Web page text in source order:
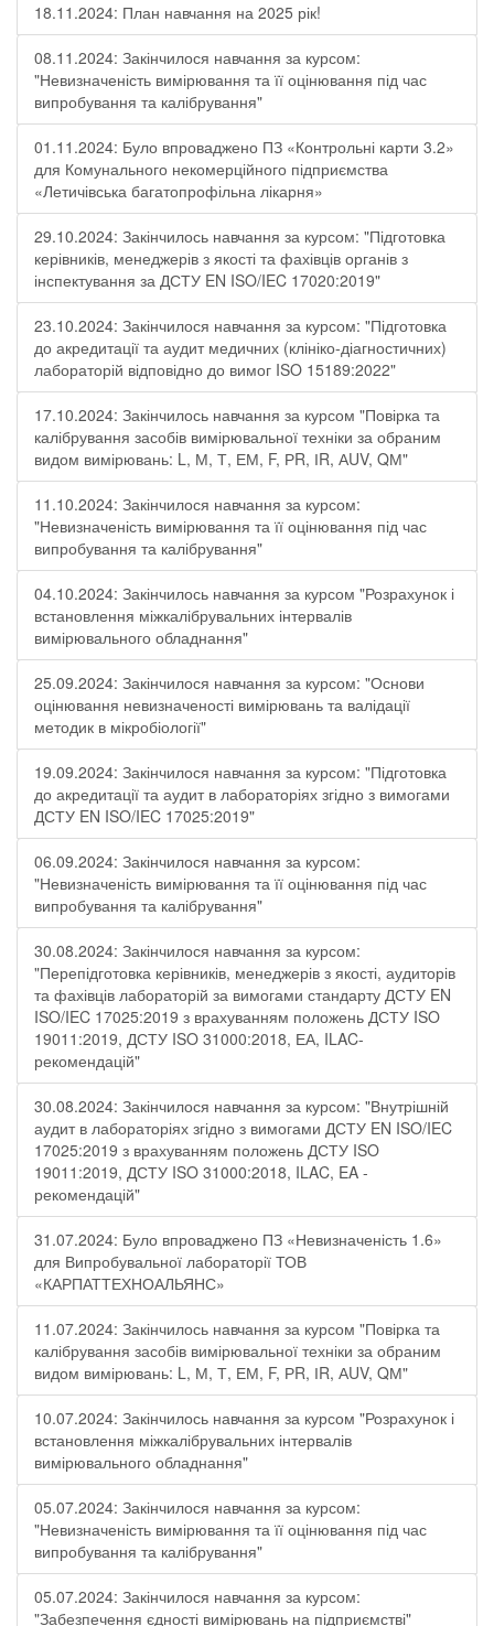
18.11.2024: План навчання на 2025 рік!
08.11.2024: Закінчилося навчання за курсом:
"Невизначеність вимірювання та її оцінювання під час
випробування та калібрування"
01.11.2024: Було впроваджено ПЗ «Контрольні карти 3.2»
для Комунального некомерційного підприємства
«Летичівська багатопрофільна лікарня»
29.10.2024: Закінчилось навчання за курсом: "Підготовка
керівників, менеджерів з якості та фахівців органів з
інспектування за ДСТУ EN ISO/IEC 17020:2019"
23.10.2024: Закінчилося навчання за курсом: "Підготовка
до акредитації та аудит медичних (клініко-діагностичних)
лабораторій відповідно до вимог ISO 15189:2022"
17.10.2024: Закінчилось навчання за курсом "Повірка та
калібрування засобів вимірювальної техніки за обраним
видом вимірювань: L, М, Т, ЕМ, F, РR, ІR, АUV, QМ"
11.10.2024: Закінчилося навчання за курсом:
"Невизначеність вимірювання та її оцінювання під час
випробування та калібрування"
04.10.2024: Закінчилось навчання за курсом "Розрахунок і
встановлення міжкалібрувальних інтервалів
вимірювального обладнання"
25.09.2024: Закінчилося навчання за курсом: "Основи
оцінювання невизначеності вимірювань та валідації
методик в мікробіології"
19.09.2024: Закінчилося навчання за курсом: "Підготовка
до акредитації та аудит в лабораторіях згідно з вимогами
ДСТУ EN ISO/IEC 17025:2019"
06.09.2024: Закінчилося навчання за курсом:
"Невизначеність вимірювання та її оцінювання під час
випробування та калібрування"
30.08.2024: Закінчилося навчання за курсом:
"Перепідготовка керівників, менеджерів з якості, аудиторів
та фахівців лабораторій за вимогами стандарту ДСТУ EN
ISO/IEC 17025:2019 з врахуванням положень ДСТУ ISO
19011:2019, ДСТУ ISO 31000:2018, ЕА, ILAC-
рекомендацій"
30.08.2024: Закінчилося навчання за курсом: "Внутрішній
аудит в лабораторіях згідно з вимогами ДСТУ EN ISO/IEC
17025:2019 з врахуванням положень ДСТУ ISO
19011:2019, ДСТУ ISO 31000:2018, ILAC, EA -
рекомендацій"
31.07.2024: Було впроваджено ПЗ «Невизначеність 1.6»
для Випробувальної лабораторії ТОВ
«КАРПАТТЕХНОАЛЬЯНС»
11.07.2024: Закінчилось навчання за курсом "Повірка та
калібрування засобів вимірювальної техніки за обраним
видом вимірювань: L, М, Т, ЕМ, F, РR, ІR, АUV, QМ"
10.07.2024: Закінчилось навчання за курсом "Розрахунок і
встановлення міжкалібрувальних інтервалів
вимірювального обладнання"
05.07.2024: Закінчилося навчання за курсом:
"Невизначеність вимірювання та її оцінювання під час
випробування та калібрування"
05.07.2024: Закінчилося навчання за курсом:
"Забезпечення єдності вимірювань на підприємстві"